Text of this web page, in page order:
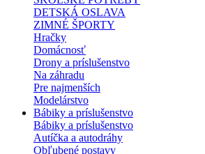
DETSKÁ OSLAVA
ZIMNÉ ŠPORTY
Hračky
Domácnosť
Drony a príslušenstvo
Na záhradu
Pre najmenších
Modelárstvo
Bábiky a príslušenstvo
Bábiky a príslušenstvo
Autíčka a autodráhy
Obľubené postavy